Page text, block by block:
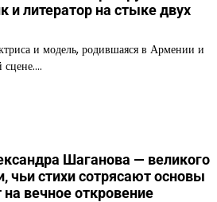
и литератор на стыке двух
и модель, родившаяся в Армении и
сцене.…
Шаганова — великого
чьи стихи сотрясают основы
вечное откровение